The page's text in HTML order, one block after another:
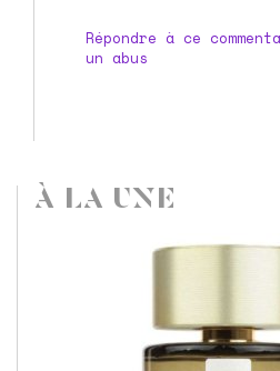
Répondre à ce
un abus
À LA UNE